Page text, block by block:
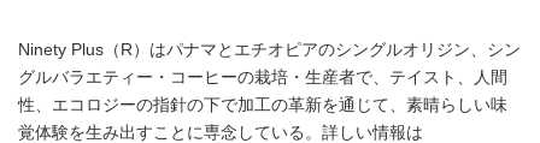
Ninety Plus（R）はパナマとエチオピアのシングルオリジン、シン
グルバラエティー・コーヒーの栽培・生産者で、テイスト、人間
性、エコロジーの指針の下で加工の革新を通じて、素晴らしい味
覚体験を生み出すことに専念している。詳しい情報は